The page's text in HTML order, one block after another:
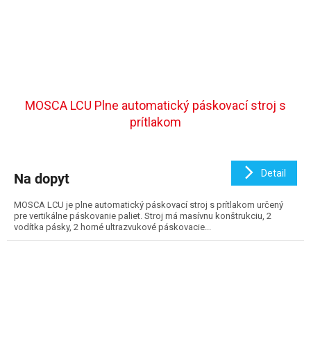
MOSCA LCU Plne automatický páskovací stroj s
prítlakom
Na dopyt Detail
MOSCA LCU je plne automatický páskovací stroj s prítlakom určený
pre vertikálne páskovanie paliet. Stroj má masívnu konštrukciu, 2
vodítka pásky, 2 horné ultrazvukové páskovacie...